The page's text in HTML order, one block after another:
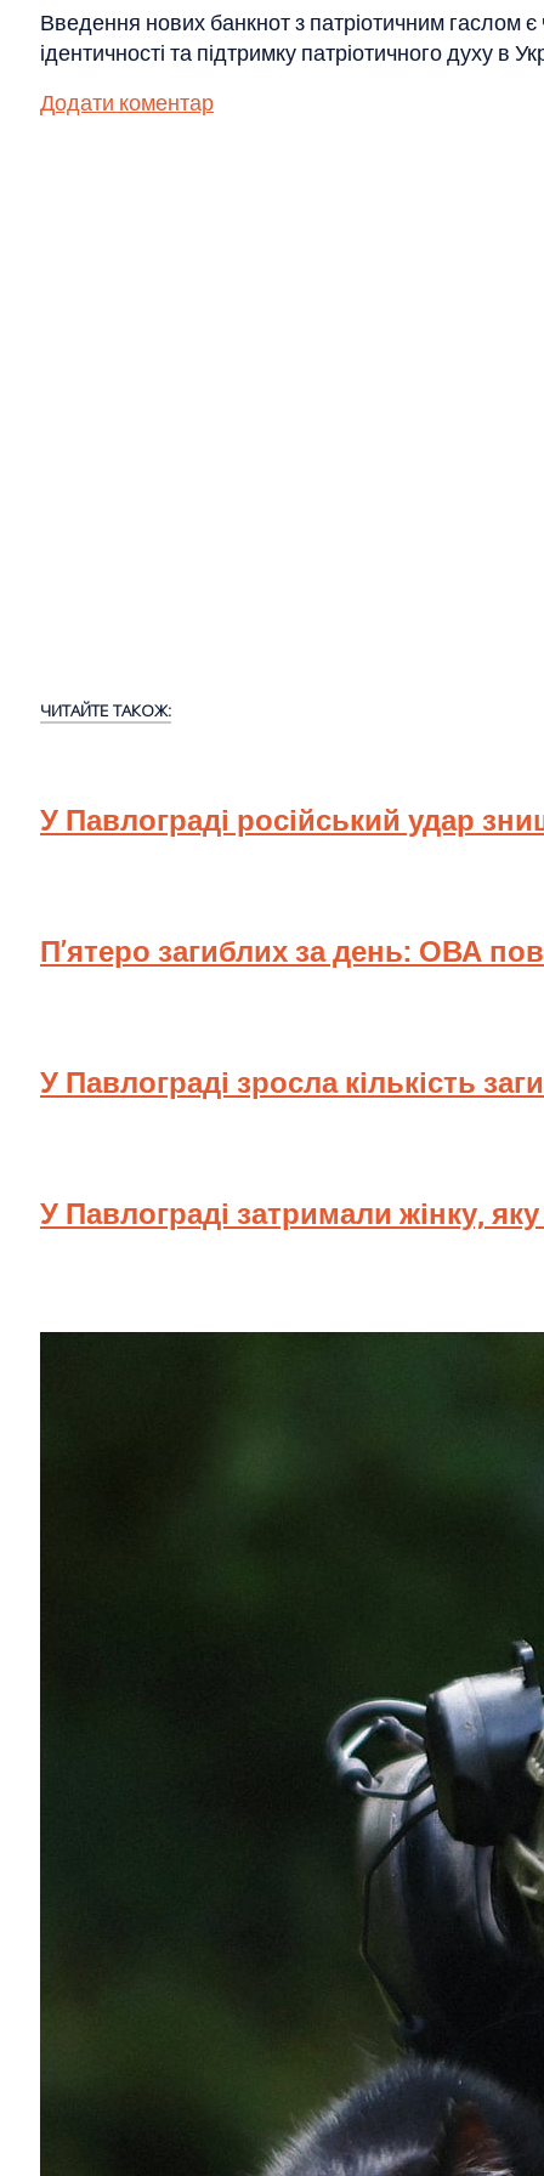
Введення нових банкнот з патріотичним гаслом
ідентичності та підтримку патріотичного духу в
Додати коментар
ЧИТАЙТЕ ТАКОЖ:
У Павлограді російський удар
П’ятеро загиблих за день: ОВА
У Павлограді зросла кількість
У Павлограді затримали жінку,